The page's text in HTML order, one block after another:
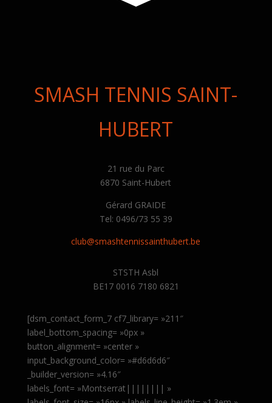
SMASH TENNIS SAINT-
HUBERT
21 rue du Parc
6870 Saint-Hubert
Gérard GRAIDE
Tel: 0496/73 55 39
club@smashtennissainthubert.be
STSTH Asbl
BE17 0016 7180 6821
[dsm_contact_form_7 cf7_library= »211″
label_bottom_spacing= »0px »
button_alignment= »center »
input_background_color= »#d6d6d6″
_builder_version= »4.16″
labels_font= »Montserrat|||||||| »